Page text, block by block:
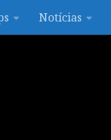
Notícias